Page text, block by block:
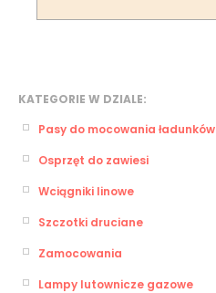
KATEGORIE W DZIALE:
Pasy do mocowania ładunków
Osprzęt do zawiesi
Wciągniki linowe
Szczotki druciane
Zamocowania
Lampy lutownicze gazowe